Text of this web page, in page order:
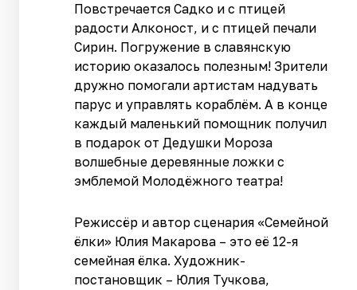
Повстречается Садко и с птицей
радости Алконост, и с птицей печали
Сирин. Погружение в славянскую
историю оказалось полезным! Зрители
дружно помогали артистам надувать
парус и управлять кораблём. А в конце
каждый маленький помощник получил
в подарок от Дедушки Мороза
волшебные деревянные ложки с
эмблемой Молодёжного театра!
Режиссёр и автор сценария «Семейной
ёлки» Юлия Макарова – это её 12-я
семейная ёлка. Художник-
постановщик – Юлия Тучкова,